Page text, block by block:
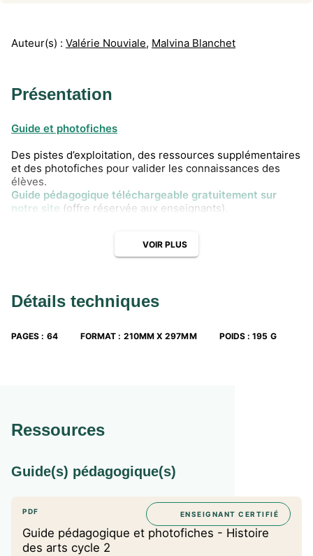
Auteur(s) : Valérie Nouviale, Malvina Blanchet
Présentation
Guide et photofiches
Des pistes d’exploitation, des ressources supplémentaires
et des photofiches pour valider les connaissances des
élèves.
Guide pédagogique téléchargeable gratuitement sur
notre site (offre réservée aux enseignants).
VOIR PLUS
Détails techniques
PAGES : 64 FORMAT : 210MM X 297MM POIDS :195 G
Ressources
Guide(s) pédagogique(s)
PDF
Guide pédagogique et photofiches - Histoire
des arts cycle 2
ENSEIGNANT CERTIFIÉ